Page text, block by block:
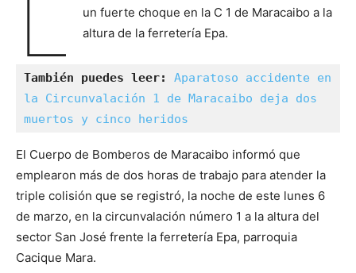
un fuerte choque en la C 1 de Maracaibo a la
altura de la ferretería Epa.
También puedes leer:
Aparatoso accidente en
la Circunvalación 1 de Maracaibo deja dos
muertos y cinco heridos
El Cuerpo de Bomberos de Maracaibo informó que
emplearon más de dos horas de trabajo para atender la
triple colisión que se registró, la noche de este lunes 6
de marzo, en la circunvalación número 1 a la altura del
sector San José frente la ferretería Epa, parroquia
Cacique Mara.